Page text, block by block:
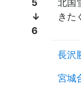
↓
6
きた
長沢
宮城